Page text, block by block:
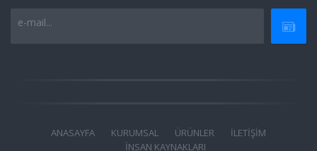
e-mail...
ANASAYFA KURUMSAL ÜRÜNLER
İLETİŞİM
İNSAN KAYNAKLARI